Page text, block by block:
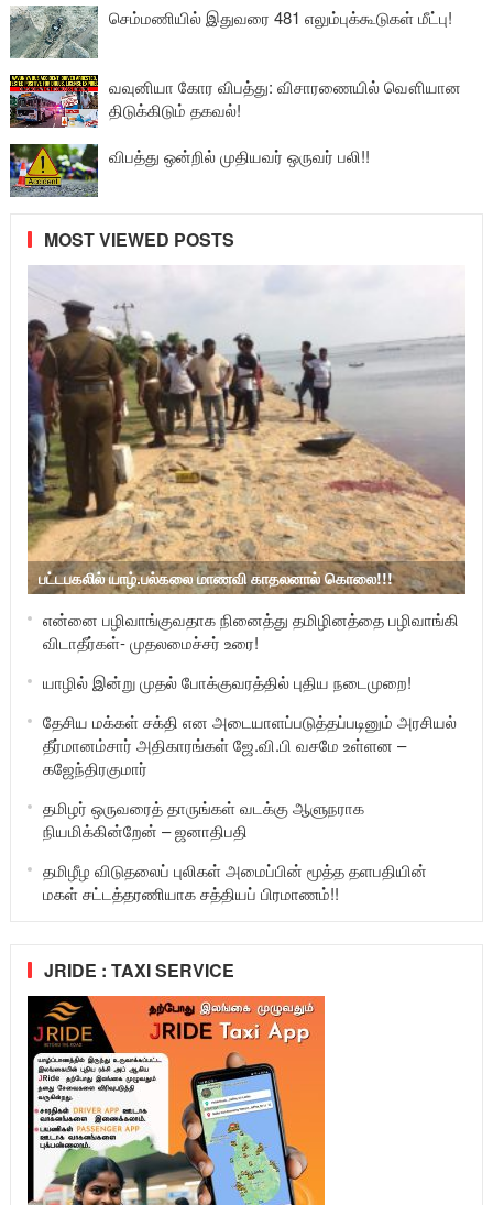
செம்மணியில் இதுவரை 481 எலும்புக்கூடுகள் மீட்பு!
வவுனியா கோர விபத்து: விசாரணையில் வௌியான
திடுக்கிடும் தகவல்!
விபத்து ஒன்றில் முதியவர் ஒருவர் பலி!!
MOST VIEWED POSTS
பட்டபகலில் யாழ்.பல்கலை மாணவி காதலனால் கொலை!!!
என்னை பழிவாங்குவதாக நினைத்து தமிழினத்தை பழிவாங்கி
விடாதீர்கள்- முதலமைச்சர் உரை!
யாழில் இன்று முதல் போக்குவரத்தில் புதிய நடைமுறை!
தேசிய மக்கள் சக்தி என அடையாளப்படுத்தப்படினும் அரசியல்
தீர்மானம்சார் அதிகாரங்கள் ஜே.வி.பி வசமே உள்ளன –
கஜேந்திரகுமார்
தமிழர் ஒருவரைத் தாருங்கள் வடக்கு ஆளுநராக
நியமிக்கின்றேன் – ஜனாதிபதி
தமிழீழ விடுதலைப் புலிகள் அமைப்பின் மூத்த தளபதியின்
மகள் சட்டத்தரணியாக சத்தியப் பிரமாணம்!!
JRIDE : TAXI SERVICE